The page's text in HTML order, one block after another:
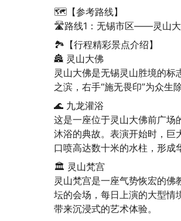
🗺️【参考路线】
🛣️路线1：无锡市区——灵山
🏞️【行程精彩景点介绍】
🏯 灵山大佛
灵山大佛是无锡灵山胜境的
之滨，右手“施无畏印”为众生
🌊 九龙灌浴
这是一座位于灵山大佛前广场
沐浴的典故。表演开始时，巨
口喷高达数十米的水柱，形成
🏛️ 灵山梵宫
灵山梵宫是一座气势恢宏的
坛的会场，每日上演的大型情
带来沉浸式的艺术体验。